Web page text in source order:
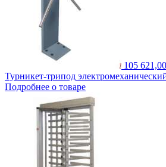
105
Турникет-трипод
Подробнее о товаре